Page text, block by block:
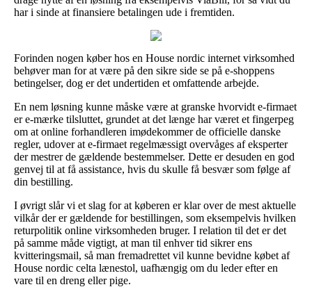
har i sinde at finansiere betalingen ude i fremtiden.
Forinden nogen køber hos en House nordic internet virksomhed
behøver man for at være på den sikre side se på e-shoppens
betingelser, dog er det undertiden et omfattende arbejde.
En nem løsning kunne måske være at granske hvorvidt e-firmaet
er e-mærke tilsluttet, grundet at det længe har været et fingerpeg
om at online forhandleren imødekommer de officielle danske
regler, udover at e-firmaet regelmæssigt overvåges af eksperter
der mestrer de gældende bestemmelser. Dette er desuden en god
genvej til at få assistance, hvis du skulle få besvær som følge af
din bestilling.
I øvrigt slår vi et slag for at køberen er klar over de mest aktuelle
vilkår der er gældende for bestillingen, som eksempelvis hvilken
returpolitik online virksomheden bruger. I relation til det er det
på samme måde vigtigt, at man til enhver tid sikrer ens
kvitteringsmail, så man fremadrettet vil kunne bevidne købet af
House nordic celta lænestol, uafhængig om du leder efter en
vare til en dreng eller pige.